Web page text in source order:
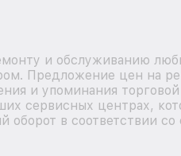
и обслуживанию
Предложение цен на
и упоминания
сервисных центрах,
оборот в соответствии